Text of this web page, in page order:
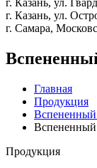
г. Казань, ул.
г. Казань, ул.
г. Самара,
Главная
Продукция
Вспененный
Продукция